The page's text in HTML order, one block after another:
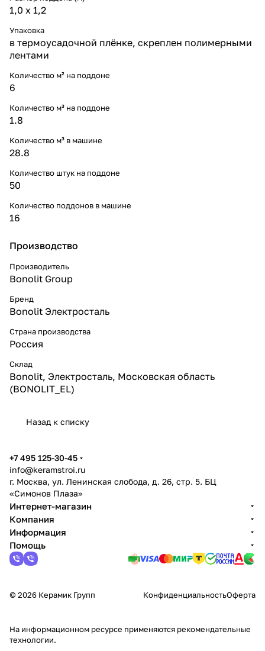
1,0 х 1,2
Упаковка
в термоусадочной плёнке, скреплен полимерными
лентами
Количество м² на поддоне
6
Количество м³ на поддоне
1.8
Количество м³ в машине
28.8
Количество штук на поддоне
50
Количество поддонов в машине
16
Производство
Производитель
Bonolit Group
Бренд
Bonolit Электросталь
Страна производства
Россия
Склад
Bonolit, Электросталь, Московская область
(BONOLIT_EL)
Назад к списку
+7 495 125-30-45
info@keramstroi.ru
г. Москва, ул. Ленинская слобода, д. 26, стр. 5. БЦ
«Симонов Плаза»
Интернет-магазин
Компания
Информация
Помощь
© 2026 Керамик Групп КонфиденциальностьОферта
На информационном ресурсе применяются рекомендательные
технологии.